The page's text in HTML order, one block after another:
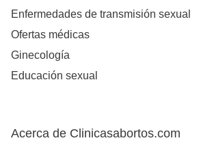
Enfermedades de transmisión sexual
Ofertas médicas
Ginecología
Educación sexual
Acerca de Clinicasabortos.com